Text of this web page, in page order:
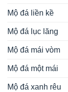
Mộ đá liền kề
Mộ đá lục lăng
Mộ đá mái vòm
Mộ đá một mái
Mộ đá xanh rêu